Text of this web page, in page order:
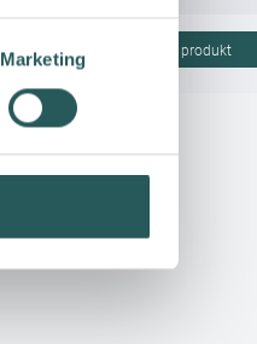
Marketing
Vis produkt